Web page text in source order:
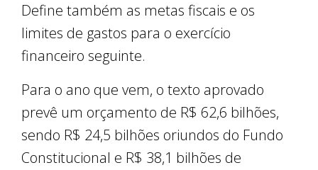
Define também as metas fiscais e os
limites de gastos para o exercício
financeiro seguinte.
Para o ano que vem, o texto aprovado
prevê um orçamento de R$ 62,6 bilhões,
sendo R$ 24,5 bilhões oriundos do Fundo
Constitucional e R$ 38,1 bilhões de